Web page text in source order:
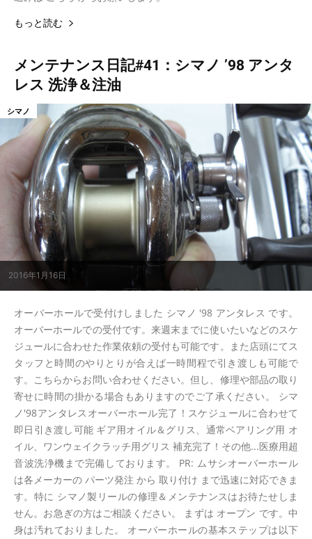
もっと読む
メンテナンス日記#41：シマノ ’98 アンタ
レス 洗浄＆注油
2016年1月16日
シマノ
オーバーホールで受付けしました シマノ '98 アンタレス です。
オーバーホールでの受付です。来週末までに使いたいなどのスケ
ジュールに合わせた作業依頼の受付も可能です。また店頭にてス
タッフと時間のやりとりが合えば一時間程で引き渡しも可能で
す。こちらからお問い合わせください。但し、修理や部品の取り
寄せに時間の掛かる場合もありますのでご了承ください。 シマ
ノ'98アンタレスオーバーホール完了！スケジュールに合わせて
即日引き渡し可能 ギア用オイル＆グリス、通常ベアリング用 オ
イル、ワンウェイクラッチ用グリス 補充完了！その他...医療用超
音波洗浄機まで完備しております。 PR: ムサシオーバーホール
は各メーカーの パーツ発注 から 取り付け まで迅速に対応できま
す。特に シマノ製リールの修理＆メンテナンスはお待たせしま
せん。お急ぎの方はご相談ください。 まずは オープン です。中
身は汚れておりました。 オーバーホールの基本ステップは以下